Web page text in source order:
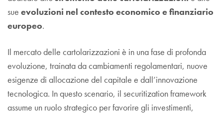
sueevoluzioni nel contesto economico e finanziario
europeo.
Il mercato delle cartolarizzazioni è in una fase di profonda
evoluzione, trainata da cambiamenti regolamentari, nuove
esigenze di allocazione del capitale e dall’innovazione
tecnologica. In questo scenario, il securitization framework
assume un ruolo strategico per favorire gli investimenti,